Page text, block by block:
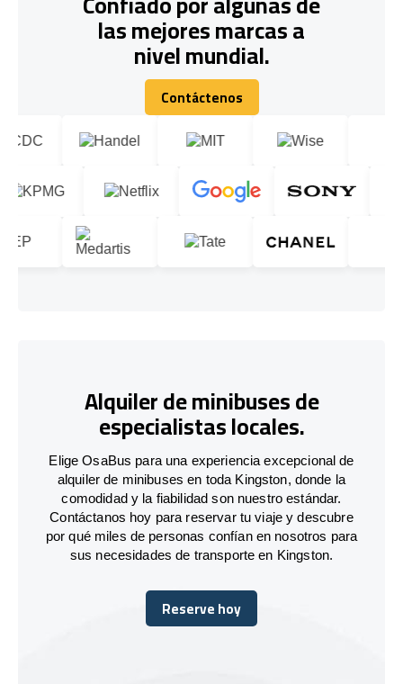
las mejores marcas a
nivel mundial.
Contáctenos
Contáctenos
Alquiler de minibuses de
especialistas locales.
Elige OsaBus para una experiencia excepcional de
alquiler de minibuses en toda Kingston, donde la
comodidad y la fiabilidad son nuestro estándar.
Contáctanos hoy para reservar tu viaje y descubre
por qué miles de personas confían en nosotros para
sus necesidades de transporte en Kingston.
Reserve hoy
Reserve hoy